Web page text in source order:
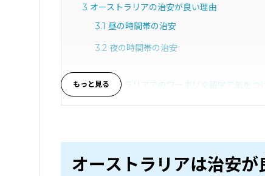
3 オーストラリアの治安が良い理由
3.1 昼の時間帯の治安
3.2 夜の時間帯の治安
4オーストラリアでのワーホリや留学で気をつ
4.1①紫外線対策を行う
4.4④悪質労働に注意する
オーストラリアは治安